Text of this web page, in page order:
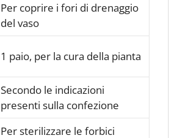
Per coprire i fori di drenaggio
del vaso
1 paio, per la cura della pianta
Secondo le indicazioni
presenti sulla confezione
Per sterilizzare le forbici